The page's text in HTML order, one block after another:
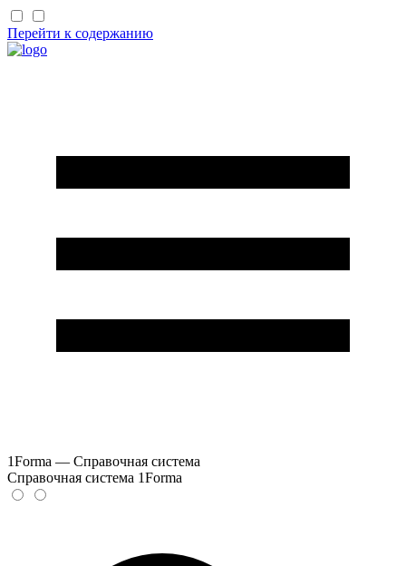
Перейти к содержанию
1Forma — Справочная система
Справочная система 1Forma